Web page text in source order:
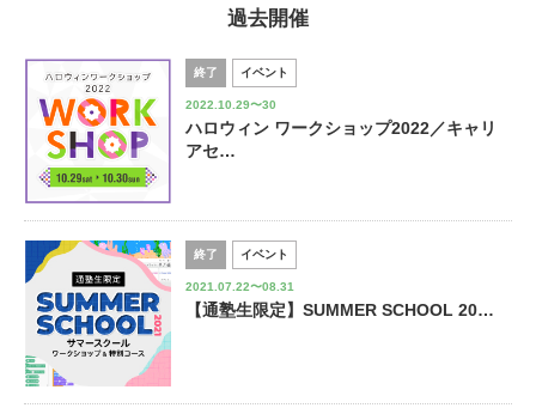
過去開催
終了 イベント
2022.10.29〜30
ハロウィン ワークショップ2022／キャリ
アセ…
終了 イベント
2021.07.22〜08.31
【通塾生限定】SUMMER SCHOOL 20…